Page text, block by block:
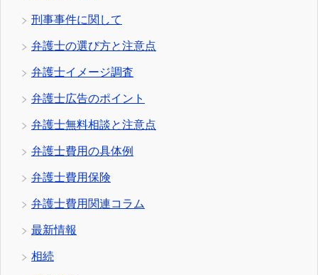
刑事事件に関して
弁護士の選び方と注意点
弁護士イメージ調査
弁護士広告のポイント
弁護士無料相談と注意点
弁護士費用の具体例
弁護士費用保険
弁護士費用関連コラム
最新情報
相続